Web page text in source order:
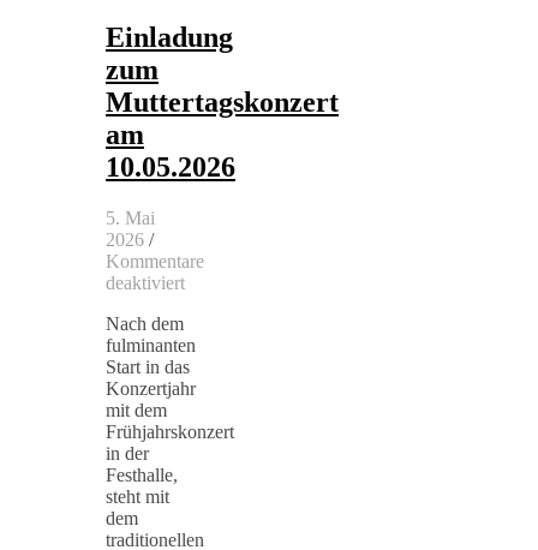
Einladung
zum
Muttertagskonzert
am
10.05.2026
5. Mai
2026 /
Kommentare
deaktiviertfür
Muttertagskonzert
am
10.05.2026
Nach dem
fulminanten
Start in das
Konzertjahr
mit dem
Frühjahrskonzert
in der
Festhalle,
steht mit
dem
traditionellen